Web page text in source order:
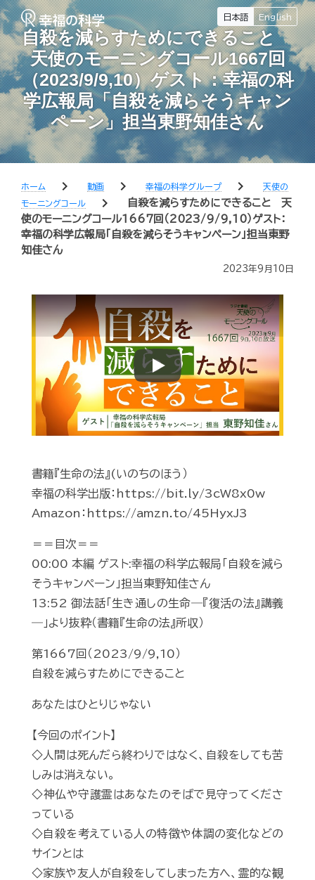
日本語 English
自殺を減らすためにできること
天使のモーニングコール1667回
（2023/9/9,10）ゲスト：幸福の科
学広報局「自殺を減らそうキャン
ペーン」担当東野知佳さん
ホーム chevron_right 動画 chevron_right 幸福の科学グループ chevron_right
天使の
モーニングコール
chevron_right
自殺を減らすためにできること 天
使のモーニングコール1667回（2023/9/9,10）ゲスト：
幸福の科学広報局「自殺を減らそうキャンペーン」担当東野
知佳さん
2023年9月10日
Play
書籍『生命の法』(いのちのほう）
幸福の科学出版：https://bit.ly/3cW8x0w
Amazon：https://amzn.to/45HyxJ3
＝＝目次＝＝
00:00 本編 ゲスト:幸福の科学広報局「自殺を減ら
そうキャンペーン」担当東野知佳さん
13:52 御法話「生き通しの生命―『復活の法』講義
―」より抜粋（書籍『生命の法』所収）
第1667回（2023/9/9,10）
自殺を減らすためにできること
あなたはひとりじゃない
【今回のポイント】
◇人間は死んだら終わりではなく、自殺をしても苦
しみは消えない。
◇神仏や守護霊はあなたのそばで見守ってくださ
っている
◇自殺を考えている人の特徴や体調の変化などの
サインとは
◇家族や友人が自殺をしてしまった方へ、霊的な観